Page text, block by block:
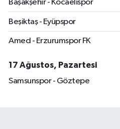
Başakşehir - Kocaelispor
Beşiktaş - Eyüpspor
Amed - Erzurumspor FK
17 Ağustos, Pazartesi
Samsunspor - Göztepe